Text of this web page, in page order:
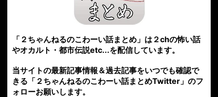
「２ちゃんねるのこわーい話まとめ」は２chの怖い話
やオカルト・都市伝説etc...を配信しています。
当サイトの最新記事情報＆過去記事をいつでも確認で
きる「２ちゃんねるのこわーい話まとめTwitter」のフ
ォローお願いします。